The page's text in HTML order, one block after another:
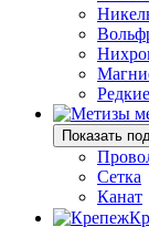
Показать
Сетка
Канат